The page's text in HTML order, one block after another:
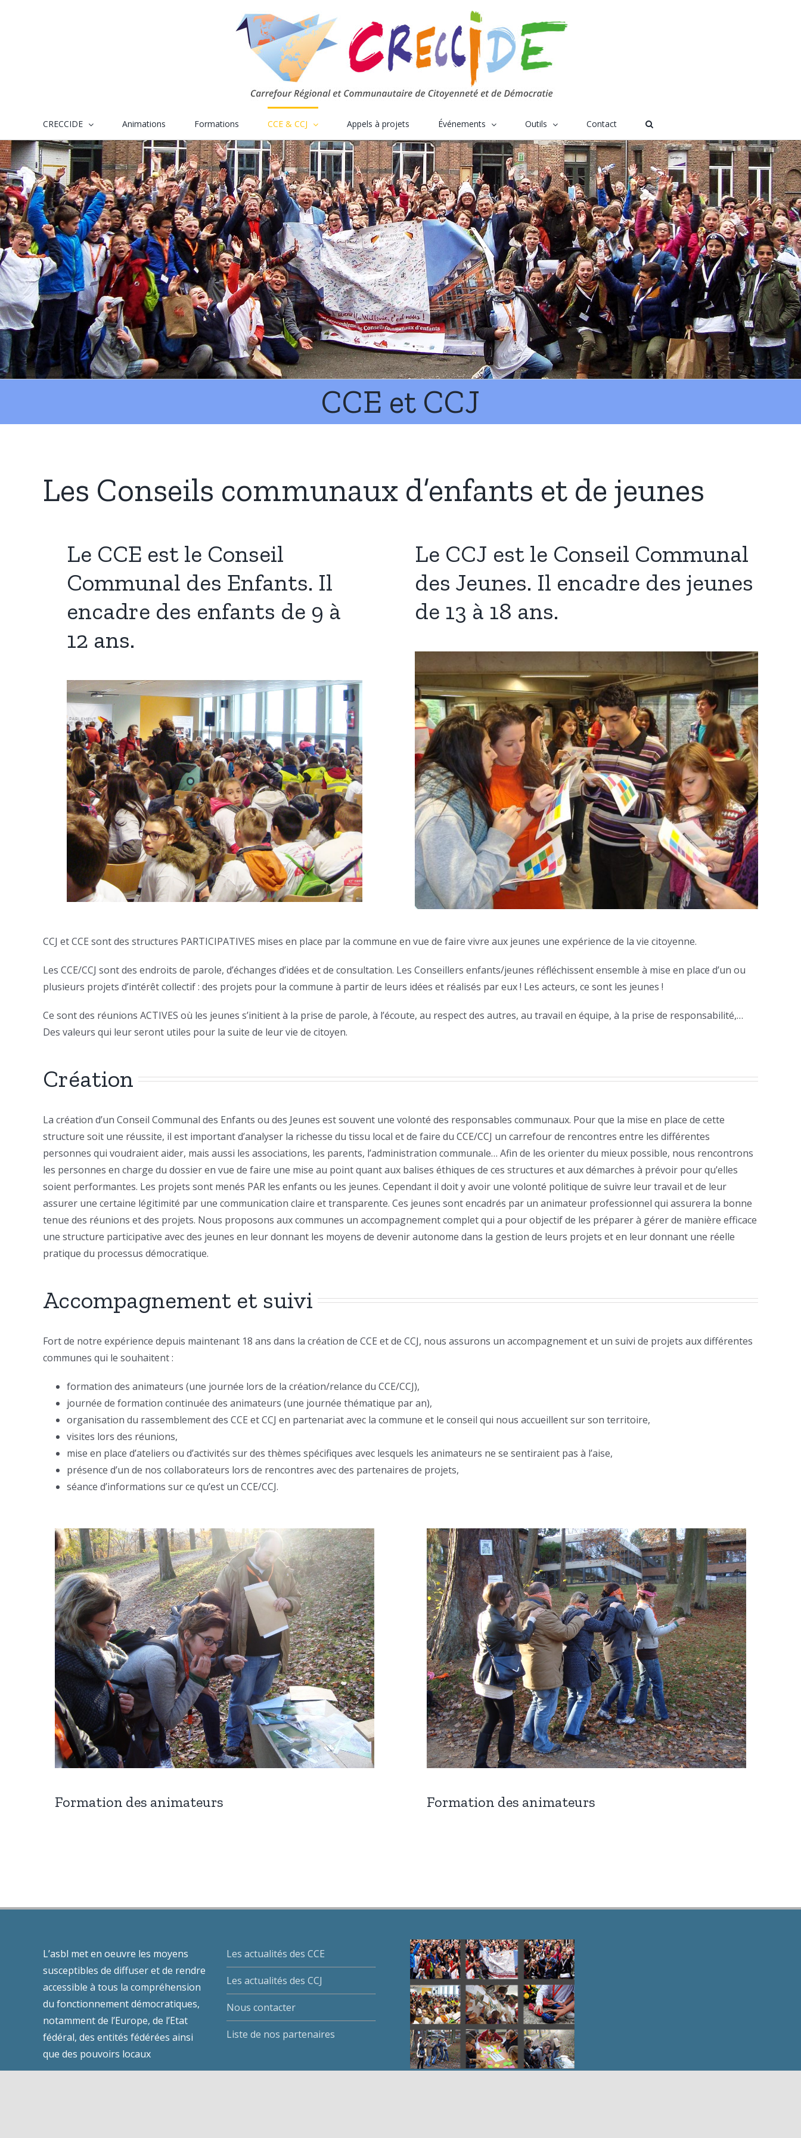
CRECCIDE Animations Formations CCE & CCJ Appels à projets Événements Outils Contact
CCE et CCJ
Les Conseils communaux d’enfants et de jeunes
Le CCE est le Conseil
Communal des Enfants. Il
encadre des enfants de 9 à
12 ans.
Le CCJ est le Conseil Communal
des Jeunes. Il encadre des jeunes
de 13 à 18 ans.
CCJ et CCE sont des structures PARTICIPATIVES mises en place par la commune en vue de faire vivre aux jeunes une expérience de la vie citoyenne.
Les CCE/CCJ sont des endroits de parole, d’échanges d’idées et de consultation. Les Conseillers enfants/jeunes réfléchissent ensemble à mise en place d’un ou
plusieurs projets d’intérêt collectif : des projets pour la commune à partir de leurs idées et réalisés par eux ! Les acteurs, ce sont les jeunes !
Ce sont des réunions ACTIVES où les jeunes s’initient à la prise de parole, à l’écoute, au respect des autres, au travail en équipe, à la prise de responsabilité,…
Des valeurs qui leur seront utiles pour la suite de leur vie de citoyen.
Création
La création d’un Conseil Communal des Enfants ou des Jeunes est souvent une volonté des responsables communaux. Pour que la mise en place de cette
structure soit une réussite, il est important d’analyser la richesse du tissu local et de faire du CCE/CCJ un carrefour de rencontres entre les différentes
personnes qui voudraient aider, mais aussi les associations, les parents, l’administration communale… Afin de les orienter du mieux possible, nous rencontrons
les personnes en charge du dossier en vue de faire une mise au point quant aux balises éthiques de ces structures et aux démarches à prévoir pour qu’elles
soient performantes. Les projets sont menés PAR les enfants ou les jeunes. Cependant il doit y avoir une volonté politique de suivre leur travail et de leur
assurer une certaine légitimité par une communication claire et transparente. Ces jeunes sont encadrés par un animateur professionnel qui assurera la bonne
tenue des réunions et des projets. Nous proposons aux communes un accompagnement complet qui a pour objectif de les préparer à gérer de manière efficace
une structure participative avec des jeunes en leur donnant les moyens de devenir autonome dans la gestion de leurs projets et en leur donnant une réelle
pratique du processus démocratique.
Accompagnement et suivi
Fort de notre expérience depuis maintenant 18 ans dans la création de CCE et de CCJ, nous assurons un accompagnement et un suivi de projets aux différentes
communes qui le souhaitent :
formation des animateurs (une journée lors de la création/relance du CCE/CCJ),
journée de formation continuée des animateurs (une journée thématique par an),
organisation du rassemblement des CCE et CCJ en partenariat avec la commune et le conseil qui nous accueillent sur son territoire,
visites lors des réunions,
mise en place d’ateliers ou d’activités sur des thèmes spécifiques avec lesquels les animateurs ne se sentiraient pas à l’aise,
présence d’un de nos collaborateurs lors de rencontres avec des partenaires de projets,
séance d’informations sur ce qu’est un CCE/CCJ.
Formation des animateurs Formation des animateurs
L’asbl met en oeuvre les moyens
susceptibles de diffuser et de rendre
accessible à tous la compréhension
du fonctionnement démocratiques,
notamment de l’Europe, de l’Etat
fédéral, des entités fédérées ainsi
que des pouvoirs locaux
Les actualités des CCE
Les actualités des CCJ
Nous contacter
Liste de nos partenaires